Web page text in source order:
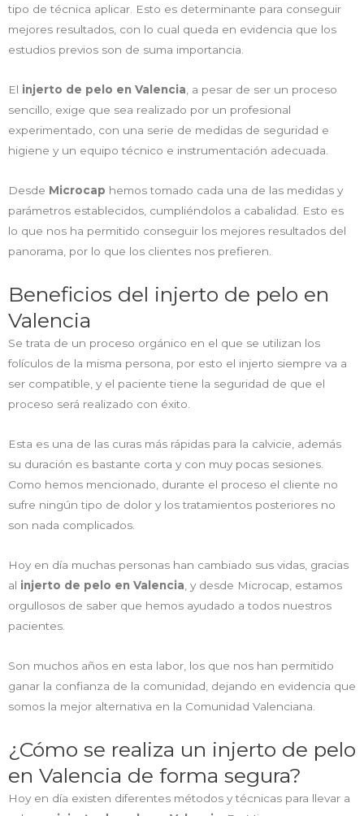
tipo de técnica aplicar. Esto es determinante para conseguir
mejores resultados, con lo cual queda en evidencia que los
estudios previos son de suma importancia.
El injerto de pelo en Valencia , a pesar de ser un proceso
sencillo, exige que sea realizado por un profesional
experimentado, con una serie de medidas de seguridad e
higiene y un equipo técnico e instrumentación adecuada.
Desde Microcap hemos tomado cada una de las medidas y
parámetros establecidos, cumpliéndolos a cabalidad. Esto es
lo que nos ha permitido conseguir los mejores resultados del
panorama, por lo que los clientes nos prefieren.
Beneficios del injerto de pelo en
Valencia
Se trata de un proceso orgánico en el que se utilizan los
folículos de la misma persona, por esto el injerto siempre va a
ser compatible, y el paciente tiene la seguridad de que el
proceso será realizado con éxito.
Esta es una de las curas más rápidas para la calvicie, además
su duración es bastante corta y con muy pocas sesiones.
Como hemos mencionado, durante el proceso el cliente no
sufre ningún tipo de dolor y los tratamientos posteriores no
son nada complicados.
Hoy en día muchas personas han cambiado sus vidas, gracias
al injerto de pelo en Valencia , y desde Microcap, estamos
orgullosos de saber que hemos ayudado a todos nuestros
pacientes.
Son muchos años en esta labor, los que nos han permitido
ganar la confianza de la comunidad, dejando en evidencia que
somos la mejor alternativa en la Comunidad Valenciana.
¿Cómo se realiza un injerto de pelo
en Valencia de forma segura?
Hoy en día existen diferentes métodos y técnicas para llevar a